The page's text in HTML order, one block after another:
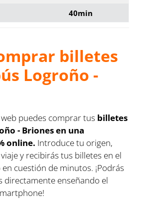
40min
billetes
Logroño -
puedes comprar tus billetes
- Briones en una
online. Introduce tu origen,
y recibirás tus billetes en el
cuestión de minutos. ¡Podrás
directamente enseñando el